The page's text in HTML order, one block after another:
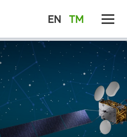
EN TM